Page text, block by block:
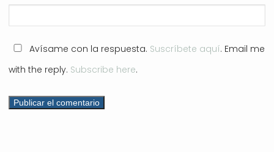
Avísame con la respuesta. Suscríbete aquí. Email me
with the reply. Subscribe here.